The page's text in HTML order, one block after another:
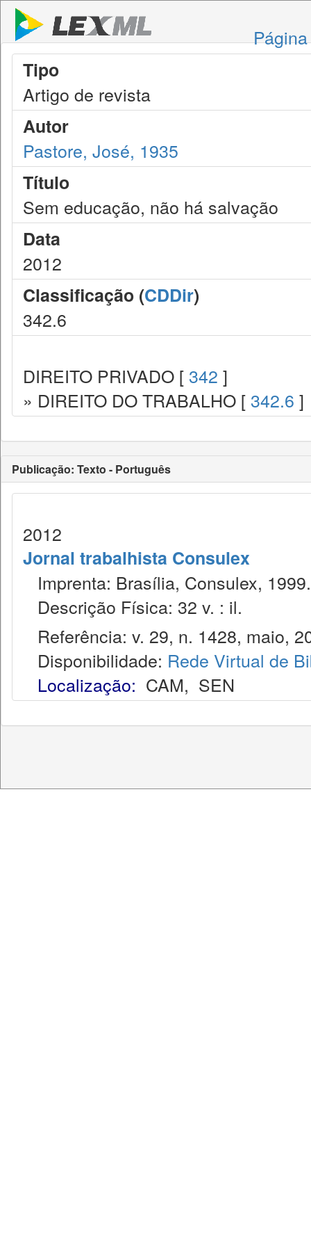
Tipo
Artigo de revista
Autor
Pastore, José, 1935
Título
Sem educação, não há salvação
Data
2012
Classificação (CDDir)
342.6
DIREITO PRIVADO [ 342 ]
» DIREITO DO TRABALHO [ 342.6 ]
Publicação: Texto - Português
2012
Jornal trabalhista Consulex
Imprenta: Brasília, Consulex, 1999.
Descrição Física: 32 v. : il.
Referência: v. 29, n. 1428, maio,
Disponibilidade: Rede Virtual de
Localização: CAM, SEN